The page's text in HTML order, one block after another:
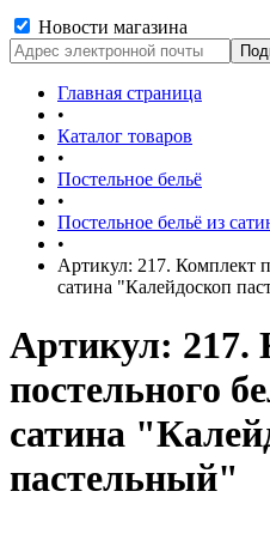
Новости магазина
Главная страница
•
Каталог товаров
•
Постельное бельё
•
Постельное бельё из
•
Артикул: 217. Комплект
сатина "Калейдоскоп
Артикул: 217.
постельного
сатина
пастельный"